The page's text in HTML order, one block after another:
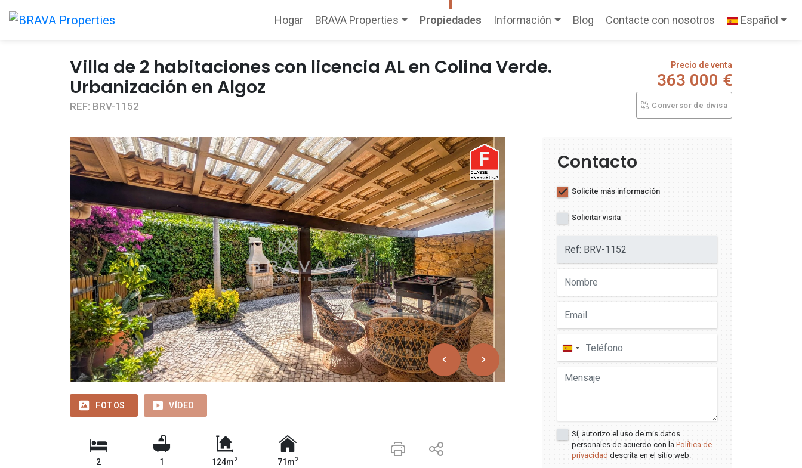
Hogar
(current)
BRAVA Properties Propiedades Información Blog Contacte con nosotros Español
Villa de 2 habitaciones con licencia AL en Colina Verde.
Urbanización en Algoz
REF: BRV-1152
Precio de venta
363 000 €
Conversor de divisa
FOTOS VÍDEO
2 1 124m2 71m2
Contacto
Solicite más información
Solicitar visita
España
+34
Sí, autorizo el uso de mis datos
personales de acuerdo con la Política de
privacidad descrita en el sitio web.